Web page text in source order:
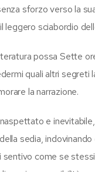
sforzo verso la
leggero sciabordio
possa Sette
quali altri
la narrazione.
e
sedia,
come se